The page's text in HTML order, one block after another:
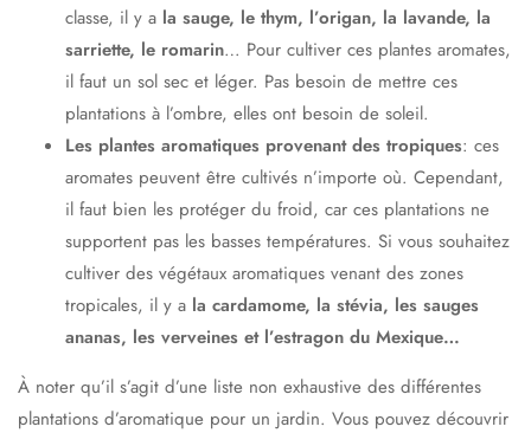
classe, il y a la sauge, le thym, l’origan, la lavande, la
sarriette, le romarin… Pour cultiver ces plantes aromates,
il faut un sol sec et léger. Pas besoin de mettre ces
plantations à l’ombre, elles ont besoin de soleil.
Les plantes aromatiques provenant des tropiques: ces
aromates peuvent être cultivés n’importe où. Cependant,
il faut bien les protéger du froid, car ces plantations ne
supportent pas les basses températures. Si vous souhaitez
cultiver des végétaux aromatiques venant des zones
tropicales, il y a la cardamome, la stévia, les sauges
ananas, les verveines et l’estragon du Mexique…
À noter qu’il s’agit d’une liste non exhaustive des différentes
plantations d’aromatique pour un jardin. Vous pouvez découvrir